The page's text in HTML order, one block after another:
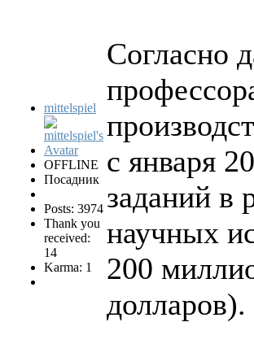
mittelspiel
OFFLINE
Посадник
Posts: 3974
Thank you
received:
14
Karma: 1
Согласно
с января
заданий в
научных
200
долларов).